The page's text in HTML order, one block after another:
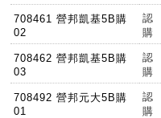
708461 營邦凱基5B購
02
認
購
708462 營邦凱基5B購
03
認
購
708492 營邦元大5B購
01
認
購